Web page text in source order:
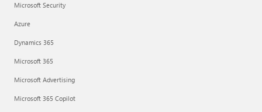
Microsoft Security
Azure
Dynamics 365
Microsoft 365
Microsoft Advertising
Microsoft 365 Copilot